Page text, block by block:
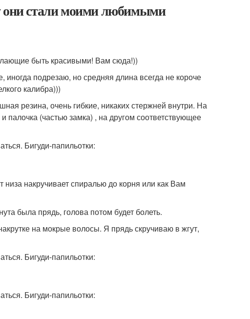
они стали моими любимыми
быть красивыми! Вам сюда!))
подрезаю, но средняя длина всегда не короче
калибра)))
резина, очень гибкие, никаких стержней внутри. На
палочка (частью замка) , на другом соответствующее
накручивает спиралью до корня или как Вам
была прядь, голова потом будет болеть.
на мокрые волосы. Я прядь скручиваю в жгут,